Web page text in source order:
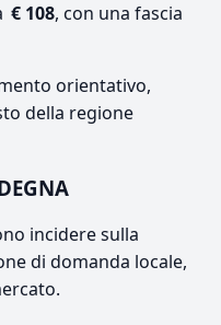
€ 108, con una fascia
orientativo,
della regione
incidere sulla
di domanda locale,